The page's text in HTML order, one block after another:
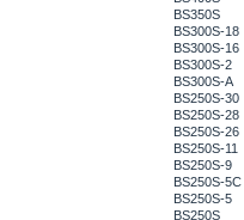
BS350S
BS300S-18
BS300S-16
BS300S-2
BS300S-A
BS250S-30
BS250S-28
BS250S-26
BS250S-11
BS250S-9
BS250S-5C
BS250S-5
BS250S